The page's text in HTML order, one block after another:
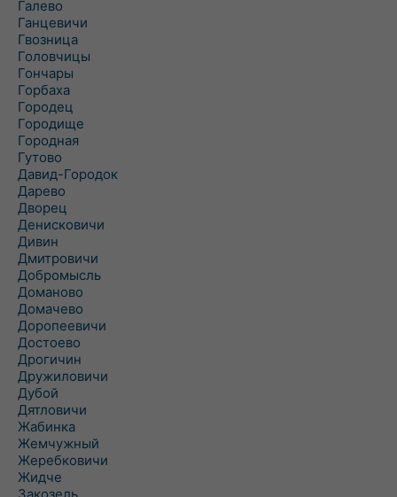
Галево
Ганцевичи
Гвозница
Головчицы
Гончары
Горбаха
Городец
Городище
Городная
Гутово
Давид-Городок
Дарево
Дворец
Денисковичи
Дивин
Дмитровичи
Добромысль
Доманово
Домачево
Доропеевичи
Достоево
Дрогичин
Дружиловичи
Дубой
Дятловичи
Жабинка
Жемчужный
Жеребковичи
Жидче